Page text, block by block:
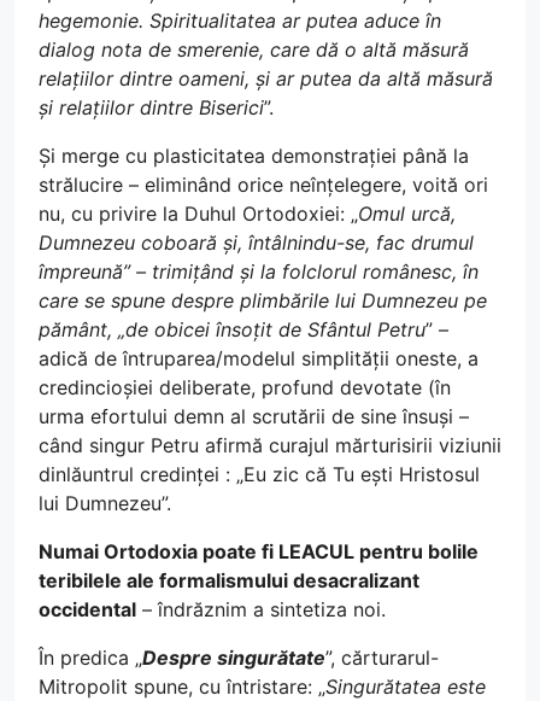
hegemonie. Spiritualitatea ar putea aduce în
dialog nota de smerenie, care dă o altă măsură
relațiilor dintre oameni, și ar putea da altă măsură
și relațiilor dintre Biserici”.
Și merge cu plasticitatea demonstrației până la
strălucire – eliminând orice neînțelegere, voită ori
nu, cu privire la Duhul Ortodoxiei: „Omul urcă,
Dumnezeu coboară și, întâlnindu-se, fac drumul
împreună” – trimițând și la folclorul românesc, în
care se spune despre plimbările lui Dumnezeu pe
pământ, „de obicei însoțit de Sfântul Petru” –
adică de întruparea/modelul simplității oneste, a
credincioșiei deliberate, profund devotate (în
urma efortului demn al scrutării de sine însuși –
când singur Petru afirmă curajul mărturisirii viziunii
dinlăuntrul credinței : „Eu zic că Tu ești Hristosul
lui Dumnezeu”.
Numai Ortodoxia poate fi LEACUL pentru bolile
teribilele ale formalismului desacralizant
occidental – îndrăznim a sintetiza noi.
În predica „Despre singurătate”, cărturarul-
Mitropolit spune, cu întristare: „Singurătatea este